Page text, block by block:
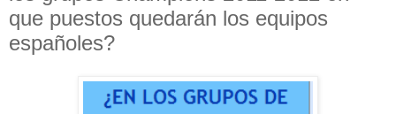
que puestos quedarán los equipos
españoles?